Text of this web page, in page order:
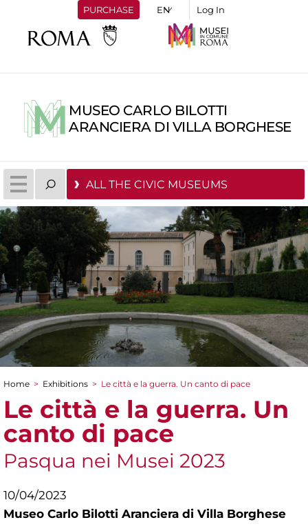
PURCHASE Log In
MUSEO CARLO BILOTTI
ARANCIERA DI VILLA BORGHESE
ALL THE CIVIC MUSEUMS
You are here
Home > Exhibitions > Le città e la guerra. Un canto di pace
Le città e la guerra. Un
canto di pace
Pasqua nei Musei 2023
10/04/2023
Museo Carlo Bilotti Aranciera di Villa Borghese